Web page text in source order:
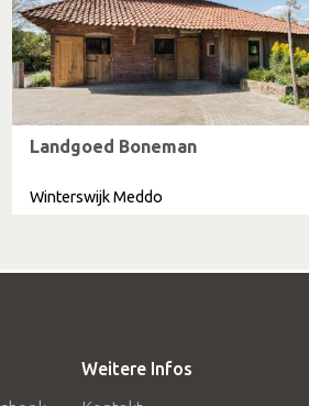
Landgoed Boneman
Winterswijk Meddo
Weitere Infos